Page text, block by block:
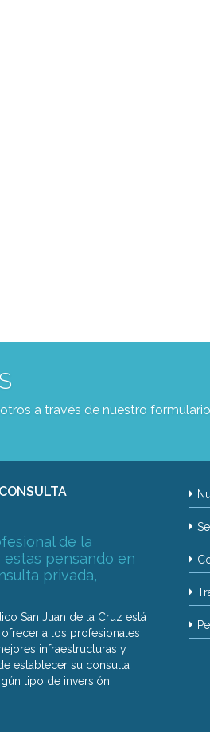
a través de nuestro
de la
estas pensando en
privada,
San Juan de la Cruz está
a los profesionales
infraestructuras y
establecer su consulta
tipo de inversión.